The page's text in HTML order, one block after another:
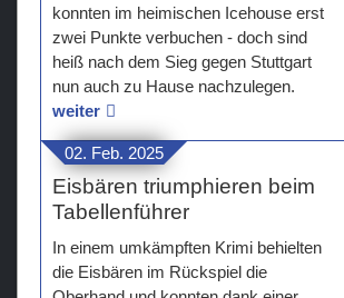
konnten im heimischen Icehouse erst
zwei Punkte verbuchen - doch sind
heiß nach dem Sieg gegen Stuttgart
nun auch zu Hause nachzulegen.
weiter
02. Feb. 2025
Eisbären triumphieren beim
Tabellenführer
In einem umkämpften Krimi behielten
die Eisbären im Rückspiel die